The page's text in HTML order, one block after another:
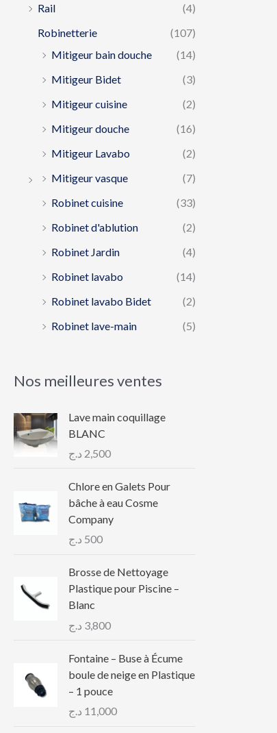
Rail
(4)
Robinetterie
(107)
Mitigeur bain douche
(14)
Mitigeur Bidet
(3)
Mitigeur cuisine
(2)
Mitigeur douche
(16)
Mitigeur Lavabo
(2)
Mitigeur vasque
(7)
Robinet cuisine
(33)
Robinet d'ablution
(2)
Robinet Jardin
(4)
Robinet lavabo
(14)
Robinet lavabo Bidet
(2)
Robinet lave-main
(5)
Nos meilleures ventes
Lave main coquillage
BLANC
2,500 د.ج
Chlore en Galets Pour
bâche à eau Cosme
Company
500 د.ج
Brosse de Nettoyage
Plastique pour Piscine –
Blanc
3,800 د.ج
Fontaine – Buse à Écume
boule de neige en Plastique
– 1 pouce
11,000 د.ج